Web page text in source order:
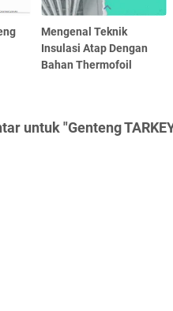
Mengenal Teknik
Insulasi Atap Dengan
Bahan Thermofoil
untuk "Genteng